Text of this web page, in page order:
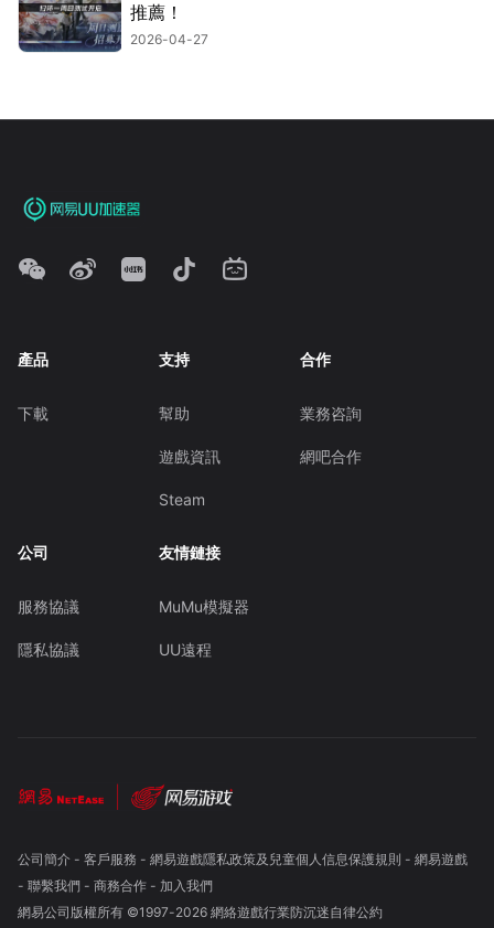
推薦！
2026-04-27
產品
下載
支持
幫助
遊戲資訊
Steam
合作
業務咨詢
網吧合作
公司
服務協議
隱私協議
友情鏈接
MuMu模擬器
UU遠程
公司簡介- 客戶服務 - 網易遊戲隱私政策及兒童個人信息保護規則 - 網易遊戲
- 聯繫我們- 商務合作- 加入我們
網易公司版權所有 ©1997-2026 網絡遊戲行業防沉迷自律公約